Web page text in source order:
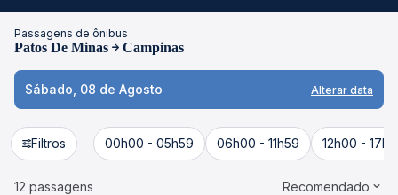
Passagens de ônibus
Patos De Minas Campinas
Sábado, 08 de Agosto Alterar data
Filtros 00h00 - 05h59 06h00 - 11h59 12h00 -
12 passagens Recomendado